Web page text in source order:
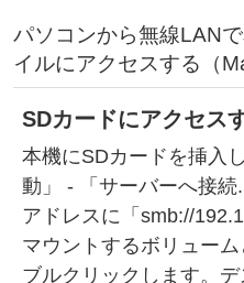
パソコンから無線LAN
イルにアクセスする（
SDカードにアクセス
本機にSDカードを挿入
動」 - 「サーバーへ接
アドレスに「smb://
マウントするボリュー
ブルクリックします。